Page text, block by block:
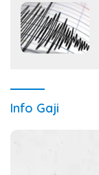
Info Gaji